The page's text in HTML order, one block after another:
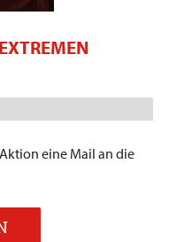
eine Mail an die